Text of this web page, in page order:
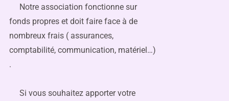
Notre association fonctionne sur
fonds propres et doit faire face à de
nombreux frais ( assurances,
comptabilité, communication, matériel…)
.
Si vous souhaitez apporter votre